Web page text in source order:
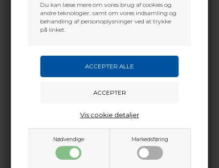
Du kan læse mere om vores brug af cookies og
andre teknologier, samt om vores indsamling og
behandling af personoplysninger ved at trykke
på linket.
Nødvendige Markedsføring
Vis cookie detaljer
+45 9718 3356
kontakt@baldurs-archery.dk